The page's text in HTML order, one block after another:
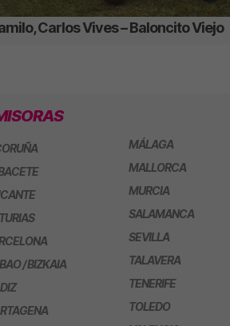
Carlos Vives – Baloncito Viejo
/ BIZKAIA
MÁLAGA
MALLORCA
MURCIA
SALAMANCA
SEVILLA
TALAVERA
TENERIFE
TOLEDO